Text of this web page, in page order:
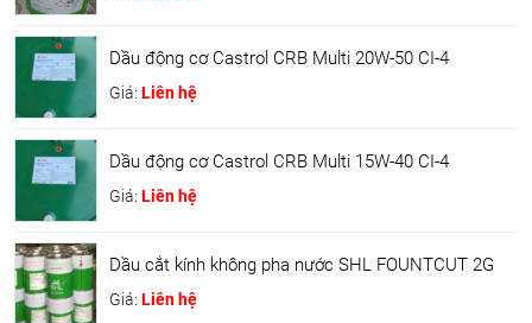
Dầu động cơ Castrol CRB Multi 20W-50 CI-4
Giá: Liên hệ
Dầu động cơ Castrol CRB Multi 15W-40 CI-4
Giá: Liên hệ
Dầu cắt kính không pha nước SHL FOUNTCUT 2G
Giá: Liên hệ